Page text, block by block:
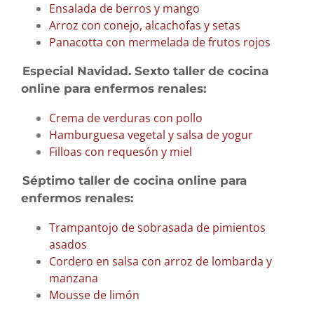
Ensalada de berros y mango
Arroz con conejo, alcachofas y setas
Panacotta con mermelada de frutos rojos
Especial Navidad. Sexto taller de cocina
online para enfermos renales:
Crema de verduras con pollo
Hamburguesa vegetal y salsa de yogur
Filloas con requesón y miel
Séptimo taller de cocina online para
enfermos renales:
Trampantojo de sobrasada de pimientos
asados
Cordero en salsa con arroz de lombarda y
manzana
Mousse de limón